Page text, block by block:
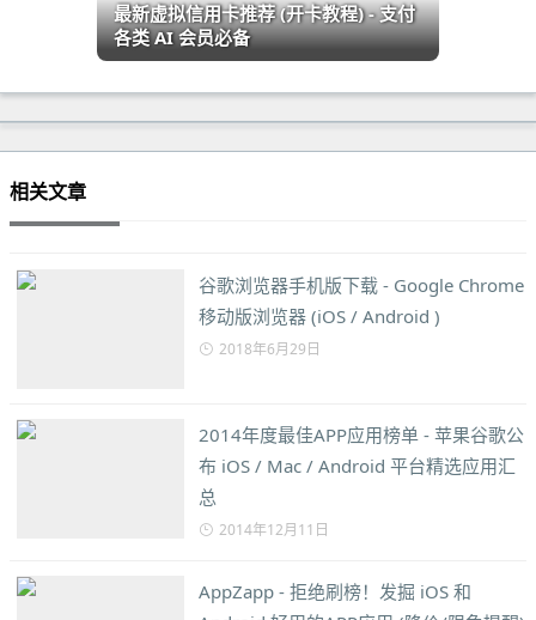
最新虚拟信用卡推荐 (开卡教程) - 支付
各类 AI 会员必备
相关文章
谷歌浏览器手机版下载 - Google Chrome
移动版浏览器 (iOS / Android )
2018年6月29日
2014年度最佳APP应用榜单 - 苹果谷歌公
布 iOS / Mac / Android 平台精选应用汇
总
2014年12月11日
AppZapp - 拒绝刷榜！发掘 iOS 和